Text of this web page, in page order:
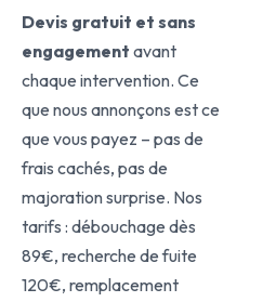
Devis gratuit et sans
engagement avant
chaque intervention. Ce
que nous annonçons est ce
que vous payez – pas de
frais cachés, pas de
majoration surprise. Nos
tarifs : débouchage dès
89€, recherche de fuite
120€, remplacement